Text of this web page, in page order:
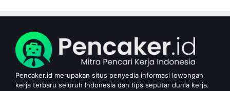
Pencaker.id merupakan situs penyedia informasi lowongan
kerja terbaru seluruh Indonesia dan tips seputar dunia kerja.